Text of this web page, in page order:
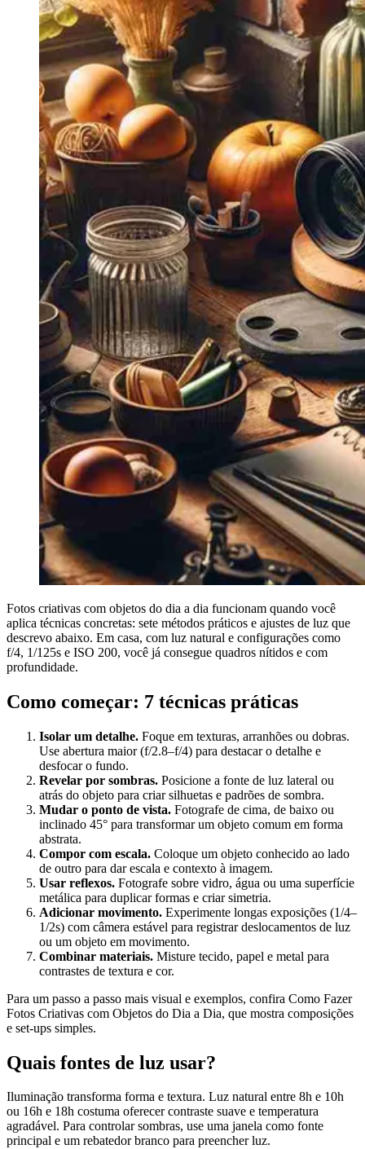
Fotos criativas com objetos do dia a dia funcionam quando você
aplica técnicas concretas: sete métodos práticos e ajustes de luz que
descrevo abaixo. Em casa, com luz natural e configurações como
f/4, 1/125s e ISO 200, você já consegue quadros nítidos e com
profundidade.
Como começar: 7 técnicas práticas
Isolar um detalhe. Foque em texturas, arranhões ou dobras.
Use abertura maior (f/2.8–f/4) para destacar o detalhe e
desfocar o fundo.
Revelar por sombras. Posicione a fonte de luz lateral ou
atrás do objeto para criar silhuetas e padrões de sombra.
Mudar o ponto de vista. Fotografe de cima, de baixo ou
inclinado 45° para transformar um objeto comum em forma
abstrata.
Compor com escala. Coloque um objeto conhecido ao lado
de outro para dar escala e contexto à imagem.
Usar reflexos. Fotografe sobre vidro, água ou uma superfície
metálica para duplicar formas e criar simetria.
Adicionar movimento. Experimente longas exposições (1/4–
1/2s) com câmera estável para registrar deslocamentos de luz
ou um objeto em movimento.
Combinar materiais. Misture tecido, papel e metal para
contrastes de textura e cor.
Para um passo a passo mais visual e exemplos, confira Como Fazer
Fotos Criativas com Objetos do Dia a Dia, que mostra composições
e set-ups simples.
Quais fontes de luz usar?
Iluminação transforma forma e textura. Luz natural entre 8h e 10h
ou 16h e 18h costuma oferecer contraste suave e temperatura
agradável. Para controlar sombras, use uma janela como fonte
principal e um rebatedor branco para preencher luz.